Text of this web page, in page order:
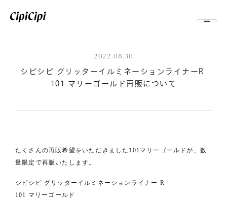
2022.08.30
シピシピ グリッターイルミネーションライナーR
101 マリーゴールド再販について
たくさんの再販希望をいただきました101マリーゴールドが、数
量限定で再販いたします。
シピシピ グリッターイルミネーションライナー R
101 マリーゴールド